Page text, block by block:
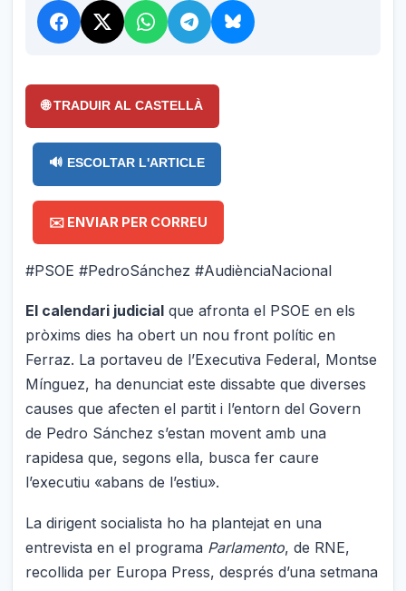
🌐 TRADUIR AL CASTELLÀ
🔊 ESCOLTAR L'ARTICLE
✉️ ENVIAR PER CORREU
#PSOE #PedroSánchez #AudiènciaNacional
El calendari judicial que afronta el PSOE en els
pròxims dies ha obert un nou front polític en
Ferraz. La portaveu de l’Executiva Federal, Montse
Mínguez, ha denunciat este dissabte que diverses
causes que afecten el partit i l’entorn del Govern
de Pedro Sánchez s’estan movent amb una
rapidesa que, segons ella, busca fer caure
l’executiu «abans de l’estiu».
La dirigent socialista ho ha plantejat en una
entrevista en el programa Parlamento, de RNE,
recollida per Europa Press, després d’una setmana